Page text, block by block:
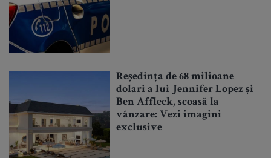
Reședința de 68 milioane
dolari a lui Jennifer Lopez și
Ben Affleck, scoasă la
vânzare: Vezi imagini
exclusive